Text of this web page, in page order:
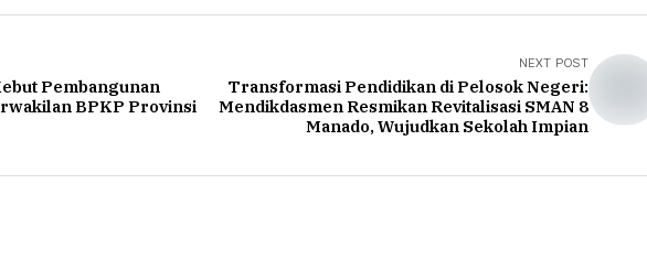
Pembangunan
BPKP Provinsi
NEXT POST
Transformasi Pendidikan di Pelosok Negeri:
Mendikdasmen Resmikan Revitalisasi SMAN 8
Manado, Wujudkan Sekolah Impian